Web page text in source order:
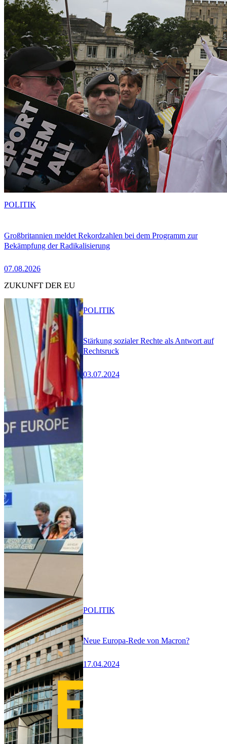
Großbritannien meldet Rekordzahlen bei dem Programm zur
Bekämpfung der Radikalisierung
07.08.2026
POLITIK
ZUKUNFT DER EU
Stärkung sozialer Rechte als Antwort auf
Rechtsruck
03.07.2024
POLITIK
Neue Europa-Rede von Macron?
17.04.2024
POLITIK